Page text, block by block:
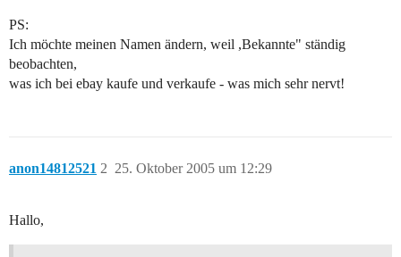
PS:
Ich möchte meinen Namen ändern, weil ,Bekannte" ständig
beobachten,
was ich bei ebay kaufe und verkaufe - was mich sehr nervt!
anon14812521 25. Oktober 2005 um 12:29
2
Hallo,